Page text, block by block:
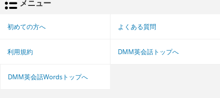
メニュー
初めての方へ よくある質問
利用規約 DMM英会話トップへ
DMM英会話Wordsトップへ